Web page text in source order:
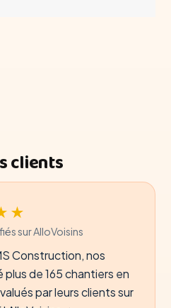
clients
sur AlloVoisins
Construction, nos
de 165 chantiers en
par leurs clients sur